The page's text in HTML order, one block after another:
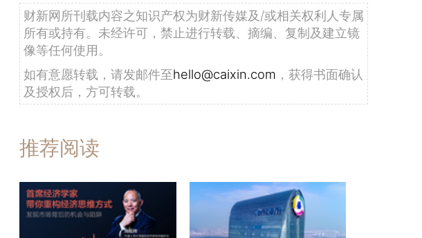
财新网所刊载内容之知识产权为财新传媒及/或相关权利人专属
所有或持有。未经许可，禁止进行转载、摘编、复制及建立镜
像等任何使用。
如有意愿转载，请发邮件至hello@caixin.com ，获得书面确认
及授权后，方可转载。
推荐阅读